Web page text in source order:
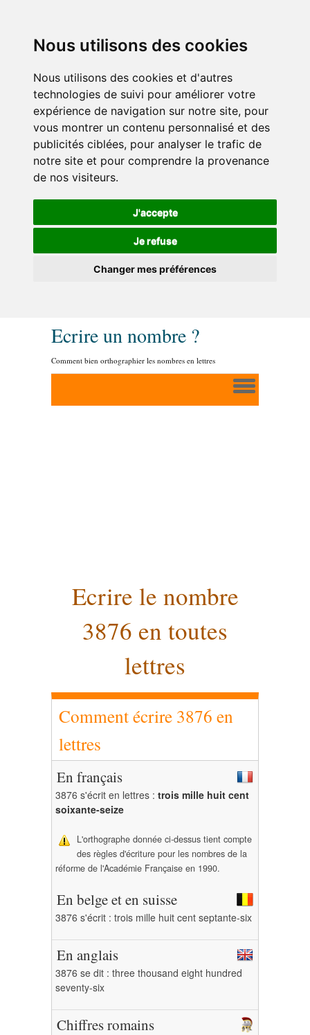
Nous utilisons des cookies
Nous utilisons des cookies et d'autres
technologies de suivi pour améliorer votre
expérience de navigation sur notre site, pour
vous montrer un contenu personnalisé et des
publicités ciblées, pour analyser le trafic de
notre site et pour comprendre la provenance
de nos visiteurs.
J'accepte
Je refuse
Changer mes préférences
Ecrire un nombre ?
Comment bien orthographier les nombres en lettres
Ecrire le nombre
3876 en toutes
lettres
Comment écrire 3876 en
lettres
En français
3876 s'écrit en lettres : trois mille huit cent
soixante-seize
L'orthographe donnée ci-dessus tient compte
des règles d'écriture pour les nombres de la
réforme de l'Académie Française en 1990.
En belge et en suisse
3876 s'écrit : trois mille huit cent septante-six
En anglais
3876 se dit : three thousand eight hundred
seventy-six
Chiffres romains